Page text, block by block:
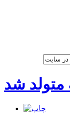
شد